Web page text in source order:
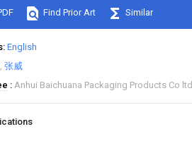
Find Prior Art Similar
English
张威
Anhui Baichuana Packaging Products Co ltd